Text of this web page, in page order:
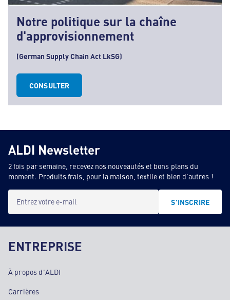
Notre politique sur la chaîne
d'approvisionnement
(German Supply Chain Act LkSG)
CONSULTER
ALDI Newsletter
2 fois par semaine, recevez nos nouveautés et bons plans du
moment. Produits frais, pour la maison, textile et bien d'autres !
Entrez votre e-mail S'INSCRIRE
ENTREPRISE
À propos d'ALDI
Carrières